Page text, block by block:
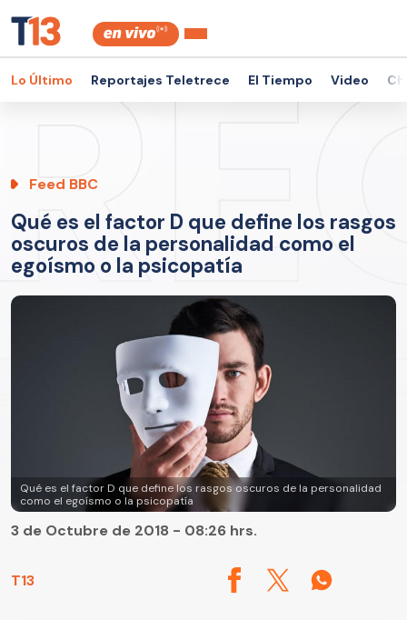
Lo Último Reportajes Teletrece El Tiempo Video
Feed BBC
Qué es el factor D que define los rasgos
oscuros de la personalidad como el
egoísmo o la psicopatía
Qué es el factor D que define los rasgos oscuros de la personalidad
como el egoísmo o la psicopatía
T13
3 de Octubre de 2018 - 08:26 hrs.